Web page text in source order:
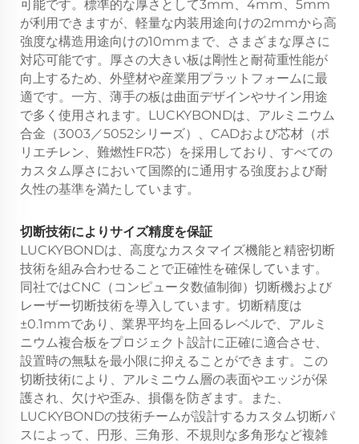
可能です。標準的な厚さとして3mm、4mm、5mm
が利用できますが、軽量な内装用途向けの2mmから高
強度な構造用途向けの10mmまで、さまざまな厚さに
対応可能です。厚さの大きい板は剛性と耐荷重性能が
向上するため、外壁材や産業用プラットフォームに最
適です。一方、薄手の板は曲面デザインやサイン用途
で多く使用されます。LUCKYBONDは、アルミニウム
合金（3003／5052シリーズ）、CADおよび芯材（ポ
リエチレン、難燃性FR芯）を採用しており、すべての
カスタム厚さにおいて国際的に通用する強度および耐
久性の基準を満たしています。
切断技術によりサイズ精度を保証
LUCKYBONDは、高度なカスタマイズ機能と精密切断
技術を組み合わせることで正確性を確保しています。
同社ではCNC（コンピュータ数値制御）切断機および
レーザー切断技術を導入しています。切断精度は
±0.1mmであり、業界平均を上回るレベルで、アルミ
ニウム複合板をプロジェクト設計に正確に適合させ、
設置時の無駄を最小限に抑えることができます。この
切断技術により、アルミニウム層の表面やエッジが保
護され、欠けや歪み、損傷を防ぎます。また、
LUCKYBONDの技術チームが設計するカスタム切断パ
スによって、円形、三角形、不規則な多角形など複雑